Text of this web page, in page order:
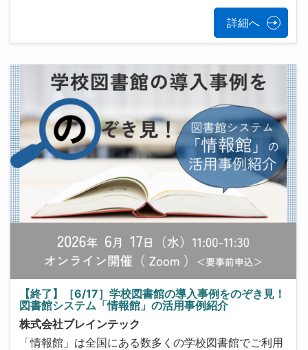
詳細へ
【終了】［6/17］学校図書館の導入事例をのぞき見！
図書館システム「情報館」の活用事例紹介
株式会社ブレインテック
「情報館」は全国にある数多くの学校図書館でご利用